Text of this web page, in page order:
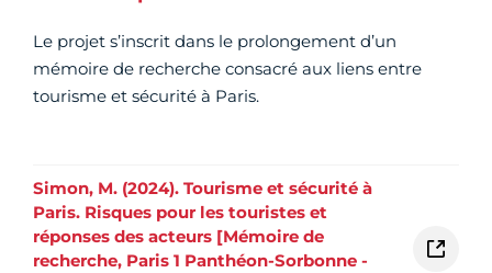
Le projet s’inscrit dans le prolongement d’un
mémoire de recherche consacré aux liens entre
tourisme et sécurité à Paris.
Simon, M. (2024). Tourisme et sécurité à
Paris. Risques pour les touristes et
réponses des acteurs [Mémoire de
recherche, Paris 1 Panthéon-Sorbonne -